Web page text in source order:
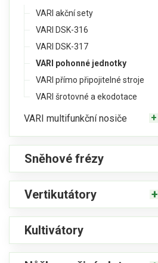
VARI akční sety
VARI DSK-316
VARI DSK-317
VARI pohonné jednotky
VARI přímo připojitelné stroje
VARI šrotovné a ekodotace
VARI multifunkční nosiče
Sněhové frézy
Vertikutátory
Kultivátory